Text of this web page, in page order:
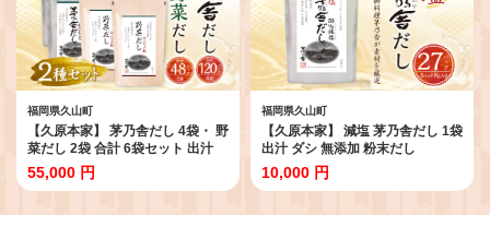
福岡県久山町
【久原本家】 茅乃舎だし 4袋・ 野
菜だし 2袋 合計 6袋セット 出汁
ダシ 無添加 粉末だし
55,000 円
福岡県久山町
【久原本家】 減塩 茅乃舎だし 1袋
出汁 ダシ 無添加 粉末だし
10,000 円